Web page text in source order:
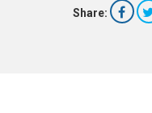
Share: